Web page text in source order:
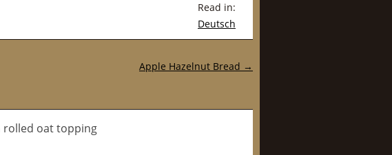
Read in:
Deutsch
Apple Hazelnut Bread →
rolled oat topping